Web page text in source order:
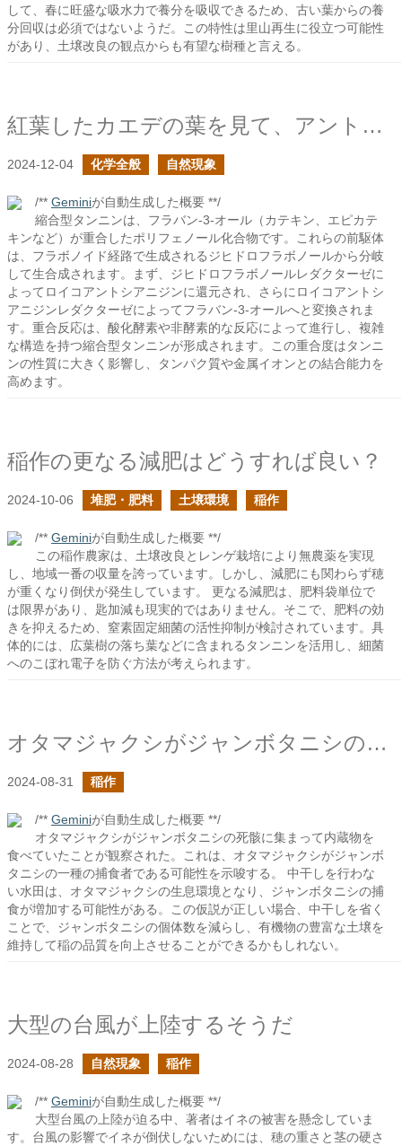
して、春に旺盛な吸水力で養分を吸収できるため、古い葉からの養
分回収は必須ではないようだ。この特性は里山再生に役立つ可能性
があり、土壌改良の観点からも有望な樹種と言える。
紅葉したカエデの葉を見て、アントシアニンの分解を考える
2024-12-04 化学全般 自然現象
/** Geminiが自動生成した概要 **/
縮合型タンニンは、フラバン-3-オール（カテキン、エピカテ
キンなど）が重合したポリフェノール化合物です。これらの前駆体
は、フラボノイド経路で生成されるジヒドロフラボノールから分岐
して生合成されます。まず、ジヒドロフラボノールレダクターゼに
よってロイコアントシアニジンに還元され、さらにロイコアントシ
アニジンレダクターゼによってフラバン-3-オールへと変換されま
す。重合反応は、酸化酵素や非酵素的な反応によって進行し、複雑
な構造を持つ縮合型タンニンが形成されます。この重合度はタンニ
ンの性質に大きく影響し、タンパク質や金属イオンとの結合能力を
高めます。
稲作の更なる減肥はどうすれば良い？
2024-10-06 堆肥・肥料 土壌環境 稲作
/** Geminiが自動生成した概要 **/
この稲作農家は、土壌改良とレンゲ栽培により無農薬を実現
し、地域一番の収量を誇っています。しかし、減肥にも関わらず穂
が重くなり倒伏が発生しています。 更なる減肥は、肥料袋単位で
は限界があり、匙加減も現実的ではありません。そこで、肥料の効
きを抑えるため、窒素固定細菌の活性抑制が検討されています。具
体的には、広葉樹の落ち葉などに含まれるタンニンを活用し、細菌
へのこぼれ電子を防ぐ方法が考えられます。
オタマジャクシがジャンボタニシの死骸に集まっていた
2024-08-31 稲作
/** Geminiが自動生成した概要 **/
オタマジャクシがジャンボタニシの死骸に集まって内蔵物を
食べていたことが観察された。これは、オタマジャクシがジャンボ
タニシの一種の捕食者である可能性を示唆する。 中干しを行わな
い水田は、オタマジャクシの生息環境となり、ジャンボタニシの捕
食が増加する可能性がある。この仮説が正しい場合、中干しを省く
ことで、ジャンボタニシの個体数を減らし、有機物の豊富な土壌を
維持して稲の品質を向上させることができるかもしれない。
大型の台風が上陸するそうだ
2024-08-28 自然現象 稲作
/** Geminiが自動生成した概要 **/
大型台風の上陸が迫る中、著者はイネの被害を懸念していま
す。台風の影響でイネが倒伏しないためには、穂の重さと茎の硬さ